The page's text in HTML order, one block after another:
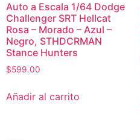
Auto a Escala 1/64 Dodge
Challenger SRT Hellcat
Rosa – Morado – Azul –
Negro, STHDCRMAN
Stance Hunters
$599.00
Añadir al carrito